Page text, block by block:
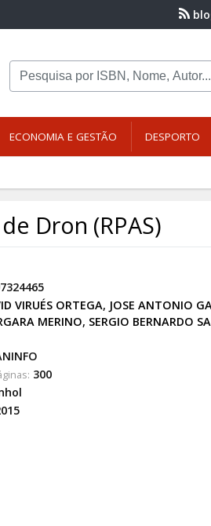
ECONOMIA E GESTÃO DESPORTO
Dron (RPAS)
VIRUÉS ORTEGA, JOSE ANTONIO
MERINO, SERGIO BERNARDO
300